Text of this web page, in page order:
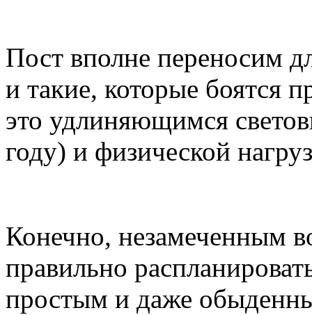
Пост вполне переносим
и такие, которые боятся
это удлиняющимся
году) и физической
Конечно, незамеченным
правильно
простым и даже